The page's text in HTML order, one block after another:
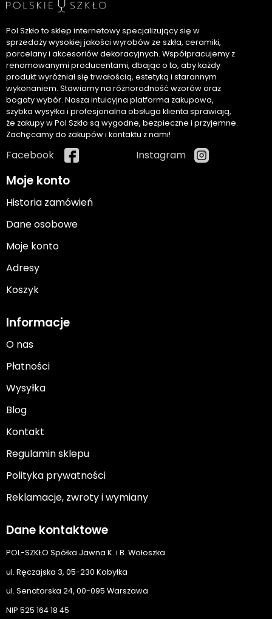
Pol Szkło to sklep internetowy specjalizujący się w
sprzedaży wysokiej jakości wyrobów ze szkła, ceramiki,
porcelany i akcesoriów dekoracyjnych. Współpracujemy z
renomowanymi producentami, dbając o to, aby każdy
produkt wyróżniał się trwałością, estetyką i starannym
wykonaniem. Stawiamy na różnorodność wzorów oraz
bogaty wybór. Nasza intuicyjna platforma zakupowa,
szybka wysyłka i profesjonalna obsługa klienta sprawiają,
że zakupy w Pol Szkło są wygodne, bezpieczne i przyjemne.
Zachęcamy do zakupów i kontaktu z nami!
Facebook Instagram
Moje konto
Historia zamówień
Dane osobowe
Moje konto
Adresy
Koszyk
Informacje
O nas
Płatności
Wysyłka
Blog
Kontakt
Regulamin sklepu
Polityka prywatności
Reklamacje, zwroty i wymiany
Dane kontaktowe
POL-SZKŁO Spółka Jawna K. i B. Wołoszka
ul. Ręczajska 3, 05-230 Kobyłka
ul. Senatorska 24, 00-095 Warszawa
NIP 525 164 18 45